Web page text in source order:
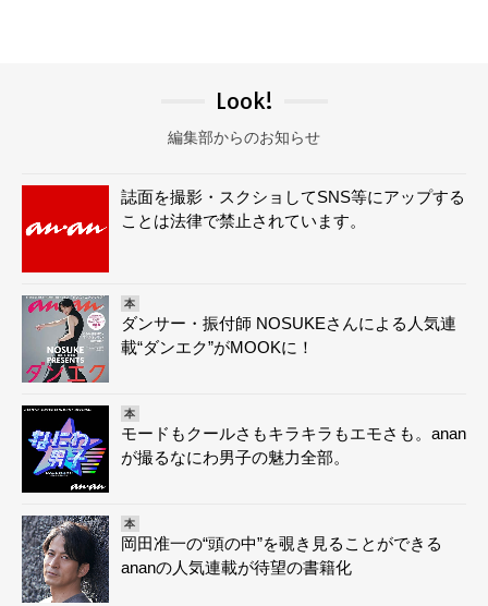
Look!
編集部からのお知らせ
誌面を撮影・スクショしてSNS等にアップする
ことは法律で禁止されています。
本
ダンサー・振付師 NOSUKEさんによる人気連
載“ダンエク”がMOOKに！
本
モードもクールさもキラキラもエモさも。anan
が撮るなにわ男子の魅力全部。
本
岡田准一の“頭の中”を覗き見ることができる
ananの人気連載が待望の書籍化